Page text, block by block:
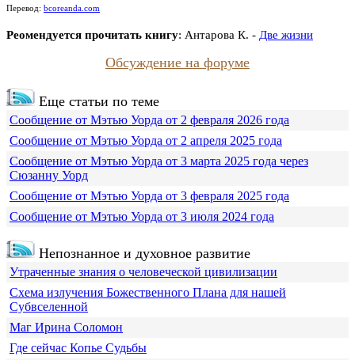
Перевод: bcoreanda.com
Реомендуется прочитать книгу: Антарова К. - Две жизни
Обсуждение на форуме
Еще статьи по теме
Сообщение от Мэтью Уорда от 2 февраля 2026 года
Сообщение от Мэтью Уорда от 2 апреля 2025 года
Сообщение от Мэтью Уорда от 3 марта 2025 года через
Сюзанну Уорд
Сообщение от Мэтью Уорда от 3 февраля 2025 года
Сообщение от Мэтью Уорда от 3 июля 2024 года
Непознанное и духовное развитие
Утраченные знания о человеческой цивилизации
Схема излучения Божественного Плана для нашей
Субвселенной
Маг Ирина Соломон
Где сейчас Копье Судьбы